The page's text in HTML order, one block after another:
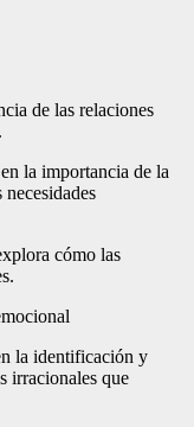
de las relaciones
la importancia de la
cómo las
la identificación y
irracionales que